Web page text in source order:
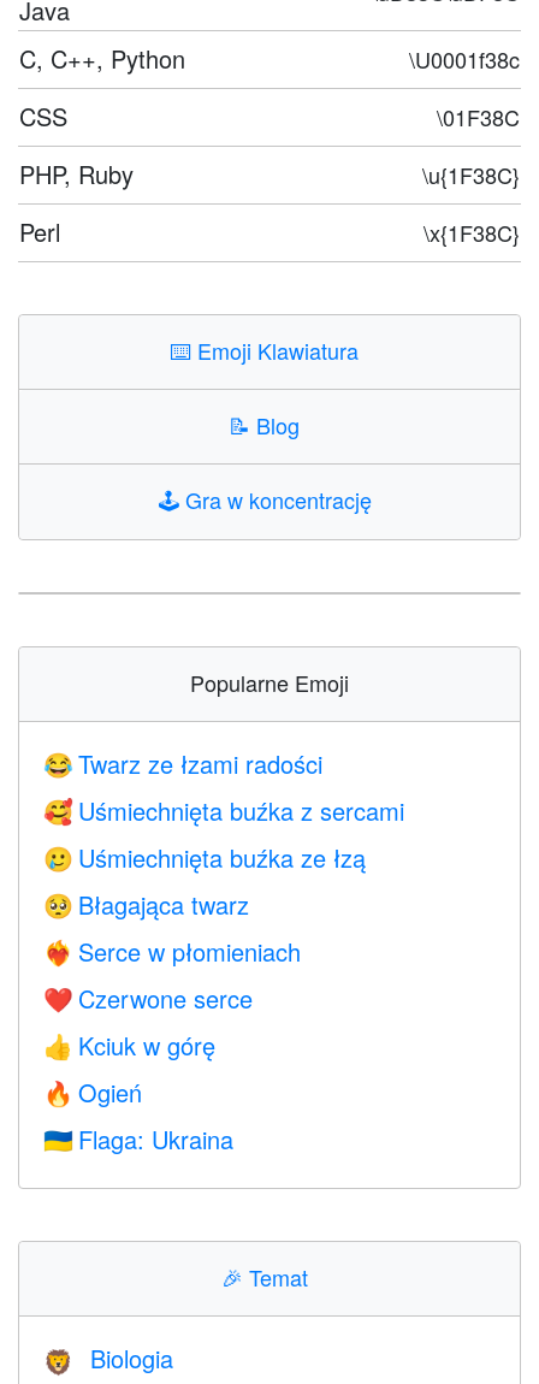
Java
C, C++, Python \U0001f38c
CSS \01F38C
PHP, Ruby \u{1F38C}
Perl \x{1F38C}
⌨️ Emoji Klawiatura
📝 Blog
🕹️Gra w koncentrację
Popularne Emoji
😂 Twarz ze łzami radości
🥰 Uśmiechnięta buźka z sercami
🥲 Uśmiechnięta buźka ze łzą
🥺 Błagająca twarz
❤️‍🔥 Serce w płomieniach
❤️ Czerwone serce
👍 Kciuk w górę
🔥 Ogień
🇺🇦 Flaga: Ukraina
🎉 Temat
🦁 Biologia